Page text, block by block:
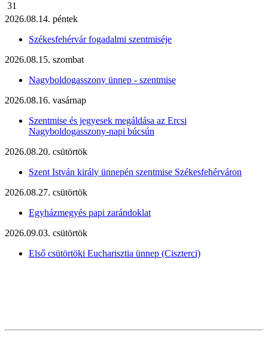
31
2026.08.14. péntek
Székesfehérvár fogadalmi szentmiséje
2026.08.15. szombat
Nagyboldogasszony ünnep - szentmise
2026.08.16. vasárnap
Szentmise és jegyesek megáldása az Ercsi
Nagyboldogasszony-napi búcsún
2026.08.20. csütörtök
Szent István király ünnepén szentmise Székesfehérváron
2026.08.27. csütörtök
Egyházmegyés papi zarándoklat
2026.09.03. csütörtök
Első csütörtöki Eucharisztia ünnep (Ciszterci)